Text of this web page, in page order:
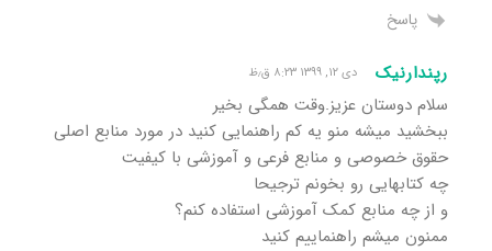
پاسخ
رپندارنیک دی ۱۲, ۱۳۹۹ ۸:۲۳ ق٫ظ
سلام دوستان عزیز.وقت همگی بخیر
ببخشید میشه منو یه کم راهنمایی کنید در مورد منابع اصلی
حقوق خصوصی و منابع فرعی و آموزشی با کیفیت
چه کتابهایی رو بخونم ترجیحا
و از چه منابع کمک آموزشی استفاده کنم؟
ممنون میشم راهنماییم کنید